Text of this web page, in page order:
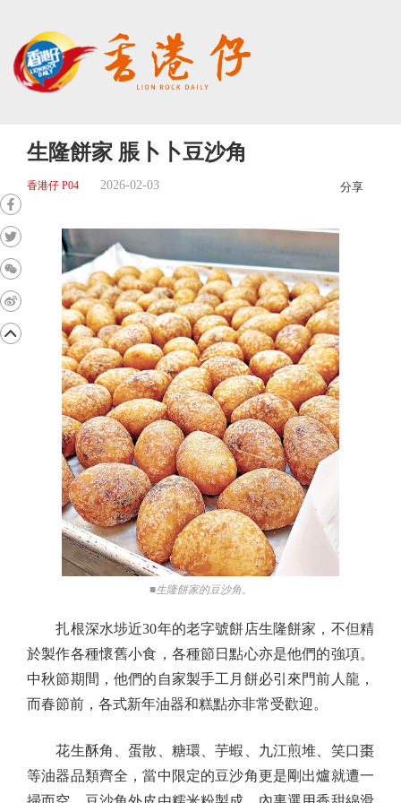
生隆餅家 脹卜卜豆沙角
香港仔 P04 2026-02-03 分享
■生隆餅家的豆沙角。
扎根深水埗近30年的老字號餅店生隆餅家，不但精
於製作各種懷舊小食，各種節日點心亦是他們的強項。
中秋節期間，他們的自家製手工月餅必引來門前人龍，
而春節前，各式新年油器和糕點亦非常受歡迎。
花生酥角、蛋散、糖環、芋蝦、九江煎堆、笑口棗
等油器品類齊全，當中限定的豆沙角更是剛出爐就遭一